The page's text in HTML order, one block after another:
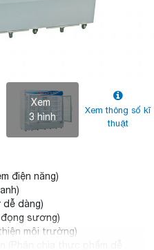
Xem
3 hình
Xem thông số kĩ
thuật
điện năng)
dễ dàng)
sương)
môi trường)